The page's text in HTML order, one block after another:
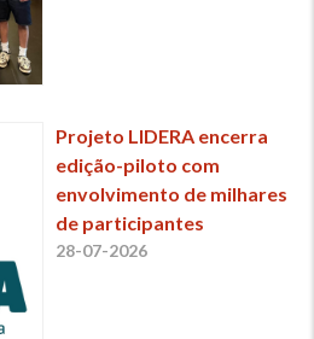
Projeto LIDERA encerra
edição-piloto com
envolvimento de milhares
de participantes
28-07-2026